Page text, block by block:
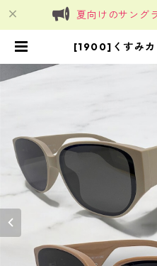
夏向けのサング
[1900]くすみカ